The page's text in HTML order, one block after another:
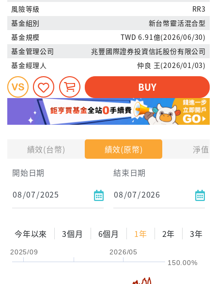
績效(台幣) 績效(原幣)
淨值
開始日期
結束日期
今年以來 3個月 6個月 1年 2年 3年
2025/09 2026/05
150.00%
風險等級
RR3
基金組別
新台幣靈活混合型
基金規模
TWD 6.91億(2026/06/30)
基金管理公司
兆豐國際證券投資信託股份有限公司
基金經理人
仲良 王(2026/01/03)
BUY